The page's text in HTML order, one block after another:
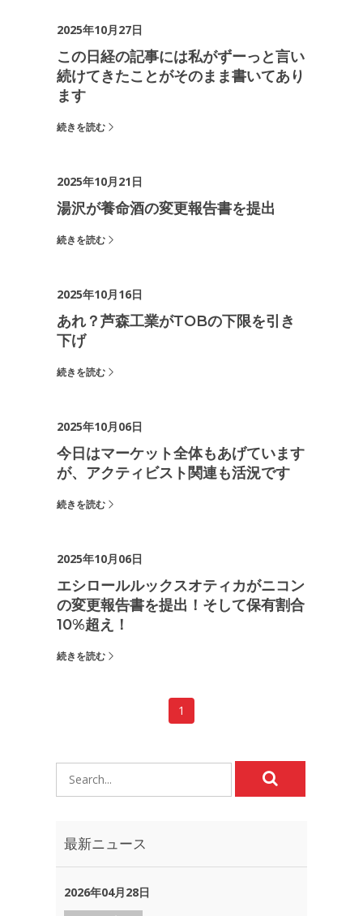
2025年10月27日
この日経の記事には私がずーっと言い
続けてきたことがそのまま書いてあり
ます
続きを読む
2025年10月21日
湯沢が養命酒の変更報告書を提出
続きを読む
2025年10月16日
あれ？芦森工業がTOBの下限を引き
下げ
続きを読む
2025年10月06日
今日はマーケット全体もあげています
が、アクティビスト関連も活況です
続きを読む
2025年10月06日
エシロールルックスオティカがニコン
の変更報告書を提出！そして保有割合
10%超え！
続きを読む
1
最新ニュース
2026年04月28日